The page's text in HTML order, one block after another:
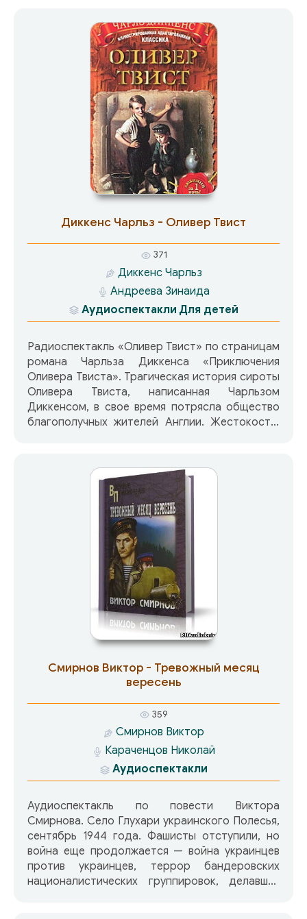
Екатерина Райкина Маша — Любовь
Мартынова Миша Сыч — Николай Караченцов
Костя — М. Лямпе Олег Кочергин — Всеволод
Андрианова Петр Алексеевич — Михаил
Диккенс Чарльз - Оливер Твист
371
Диккенс Чарльз
Андреева Зинаида
Аудиоспектакли Для детей
Радиоспектакль «Оливер Твист» по страницам
романа Чарльза Диккенса «Приключения
Оливера Твиста». Трагическая история сироты
Оливера Твиста, написанная Чарльзом
Диккенсом, в свое время потрясла общество
благополучных жителей Англии. Жестокости,
сострадание и любовь других. И, как почти во
всех книгах Диккенса, добрые люди
оказываются сильнее злых, милосердие
побеждает. Маленький герой обретает верных
друзей и дом. Особенность радиопостановки
— много веселья и остроумия, несмотря на
трагическую обстановку.
Смирнов Виктор - Тревожный месяц
вересень
359
Смирнов Виктор
Караченцов Николай
Аудиоспектакли
Аудиоспектакль по повести Виктора
Смирнова. Село Глухари украинского Полесья,
сентябрь 1944 года. Фашисты отступили, но
война еще продолжается — война украинцев
против украинцев, террор бандеровских
националистических группировок, делавших